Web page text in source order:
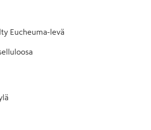
Eucheuma-levä